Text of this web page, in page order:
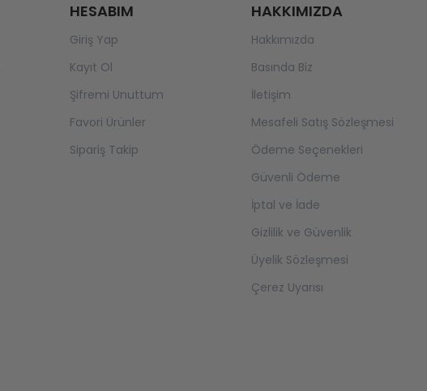
HESABIM
Giriş Yap
Kayıt Ol
Şifremi Unuttum
Favori Ürünler
Sipariş Takip
HAKKIMIZDA
Hakkımızda
Basında Biz
İletişim
Mesafeli Satış Sözleşmesi
Ödeme Seçenekleri
Güvenli Ödeme
İptal ve İade
Gizlilik ve Güvenlik
Üyelik Sözleşmesi
Çerez Uyarısı